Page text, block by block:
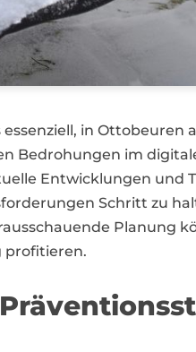
essenziell, in
Bedrohungen im
Entwicklungen und
Schritt zu
Planung
profitieren.